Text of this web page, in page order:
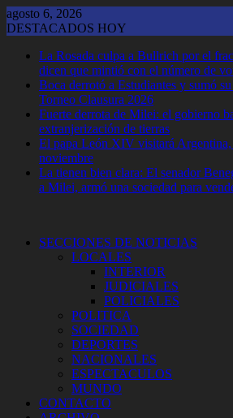
Saltar
al
agosto 6, 2026
DESTACADOS HOY
La Rosada culpa a Bullrich por el
dicen que mintió con el número de
Boca derrotó a Estudiantes y sumó
Torneo Clausura 2026
Fuerte derrota de Milei: el gobierno
extranjerización de tierras
El papa León XIV visitará
noviembre
La tienen bien clara: El senador
a Milei, armó una sociedad para
SECCIONES DE NOTICIAS
LOCALES
INTERIOR
JUDICIALES
POLICIALES
POLITICA
SOCIEDAD
DEPORTES
NACIONALES
ESPECTACULOS
MUNDO
CONTACTO